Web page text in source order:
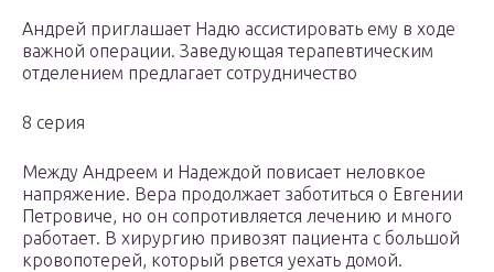
Андрей приглашает Надю ассистировать ему в ходе
важной операции. Заведующая терапевтическим
отделением предлагает сотрудничество
8 серия
Между Андреем и Надеждой повисает неловкое
напряжение. Вера продолжает заботиться о Евгении
Петровиче, но он сопротивляется лечению и много
работает. В хирургию привозят пациента с большой
кровопотерей, который рвется уехать домой.